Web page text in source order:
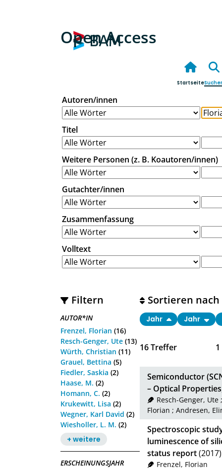
Open Access
Startseite
Autoren/innen
Titel
Weitere Personen (z. B. Koautoren/innen)
Gutachter/innen
Zusammenfassung
Volltext
Filtern
AUTOR*IN
Frenzel, Florian (16)
Resch-Genger, Ute (13)
Würth, Christian (11)
Grauel, Bettina (5)
Fiedler, Saskia (2)
Haase, M. (2)
Homann, C. (2)
Krukewitt, Lisa (2)
Wegner, Karl David (2)
Wiesholler, L. M. (2)
+ weitere
ERSCHEINUNGSJAHR
16Treffer 1
Sortieren nach
Jahr Jahr
Semiconductor
– Optical
Resch-Genger, Ute
Florian ; Andresen,
Spectroscopic
luminescence of
status report(2017)
Frenzel, Florian